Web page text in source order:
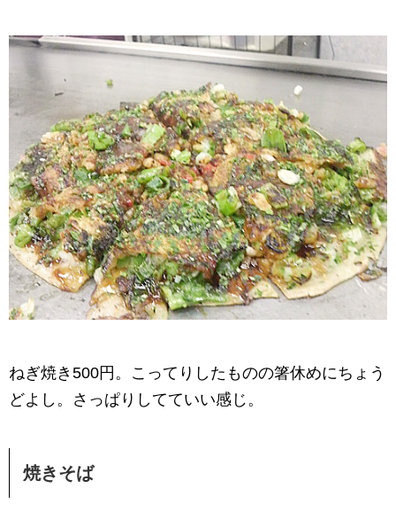
ねぎ焼き500円。こってりしたものの箸休めにちょう
どよし。さっぱりしてていい感じ。
焼きそば